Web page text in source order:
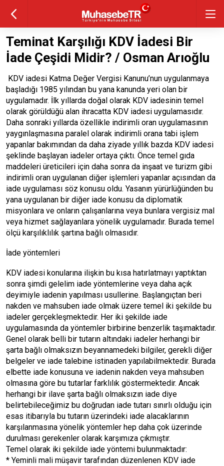
Teminat Karşılığı KDV İadesi Bir
İade Çeşidi Midir? / Osman Arıoğlu
KDV iadesi Katma Değer Vergisi Kanunu’nun uygulanmaya
başladığı 1985 yılından bu yana kanunda yeri olan bir
uygulamadır. İlk yıllarda doğal olarak KDV iadesinin temel
olarak görüldüğü alan ihracatta KDV iadesi uygulamasıdır.
Daha sonraki yıllarda özellikle indirimli oran uygulamasının
yaygınlaşmasına paralel olarak indirimli orana tabi işlem
yapanlar bakımından da daha ziyade yıllık bazda KDV iadesi
şeklinde başlayan iadeler ortaya çıktı. Önce temel gıda
maddeleri üreticileri için daha sonra da inşaat ve turizm gibi
indirimli oran uygulanan diğer işlemleri yapanlar açısından da
iade uygulaması söz konusu oldu. Yasanın yürürlüğünden bu
yana uygulanan bir diğer iade konusu da diplomatik
misyonlara ve onların çalışanlarına veya bunlara vergisiz mal
veya hizmet sağlayanlara yönelik uygulamadır. Burada temel
ölçü karşılıklılık şartına bağlı olmasıdır.
İade yöntemleri
KDV iadesi konularına ilişkin bu kısa hatırlatmayı yaptıktan
sonra şimdi gelelim iade yöntemlerine veya daha açık
deyimiyle iadenin yapılması usullerine. Başlangıçtan beri
nakden ve mahsuben iade olmak üzere temel iki şekilde bu
iadeler gerçekleşmektedir. Her iki şekilde iade
uygulamasında da yöntemler birbirine benzerlik taşımaktadır.
Genel olarak belli bir tutarın altındaki iadeler herhangi bir
şarta bağlı olmaksızın beyannamedeki bilgiler, gerekli diğer
belgeler ve iade talebine istinaden yapılabilmektedir. Burada
elbette iade konusuna ve iadenin nakden veya mahsuben
olmasına göre bu tutarlar farklılık göstermektedir. Ancak
herhangi bir ilave şarta bağlı olmaksızın iade diye
belirtebileceğimiz bu doğrudan iade tutarı sınırlı olduğu için
esas itibarıyla bu tutarın üzerindeki iade alacaklarının
karşılanmasına yönelik yöntemler hep daha çok üzerinde
durulması gerekenler olarak karşımıza çıkmıştır.
Temel olarak iki şekilde iade yöntemi bulunmaktadır:
* Yeminli mali müşavir tarafından düzenlenen KDV iade